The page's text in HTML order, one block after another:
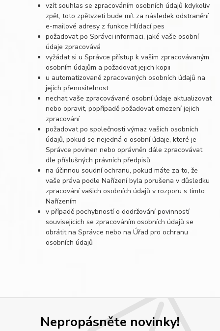
vzít souhlas se zpracováním osobních údajů kdykoliv
zpět, toto zpětvzetí bude mít za následek odstranění
e-mailové adresy z funkce Hlídací pes
požadovat po Správci informaci, jaké vaše osobní
údaje zpracovává
vyžádat si u Správce přístup k vašim zpracovávaným
osobním údajům a požadovat jejich kopii
u automatizovaně zpracovaných osobních údajů na
jejich přenositelnost
nechat vaše zpracovávané osobní údaje aktualizovat
nebo opravit, popřípadě požadovat omezení jejich
zpracování
požadovat po společnosti výmaz vašich osobních
údajů, pokud se nejedná o osobní údaje, které je
Správce povinen nebo oprávněn dále zpracovávat
dle příslušných právních předpisů
na účinnou soudní ochranu, pokud máte za to, že
vaše práva podle Nařízení byla porušena v důsledku
zpracování vašich osobních údajů v rozporu s tímto
Nařízením
v případě pochybností o dodržování povinností
souvisejících se zpracováním osobních údajů se
obrátit na Správce nebo na Úřad pro ochranu
osobních údajů
Nepropásněte novinky!